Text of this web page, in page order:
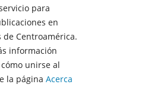
para
en
Centroamérica.
información
cómo unirse al
la página Acerca